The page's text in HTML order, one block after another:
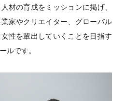
材の育成をミッションに掲げ、
家やクリエイター、グローバル
性を輩出していくことを目指す
ルです。